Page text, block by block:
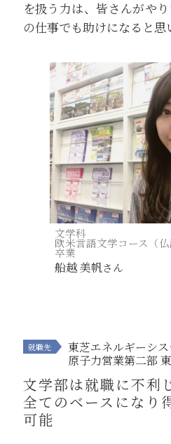
を扱う力は、皆さんがや
の仕事でも助けになると思
文学科
欧米言語文学コース（
卒業
船越 美帆さん
東芝エネルギーシ
原子力営業第二部
文学部は就職に不利
全てのベースになり
可能